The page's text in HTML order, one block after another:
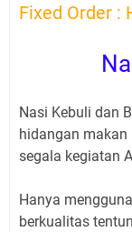
Fixed Order :
Nasi Kebuli dan
hidangan makan
segala kegiatan
Hanya
berkualitas